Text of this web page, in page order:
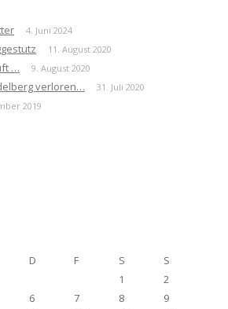
4. Juni 2024
11. August 2020
… 9. August 2020
verloren… 31. Juli 2020
2019
D F S S
1
2
6 7 8
9